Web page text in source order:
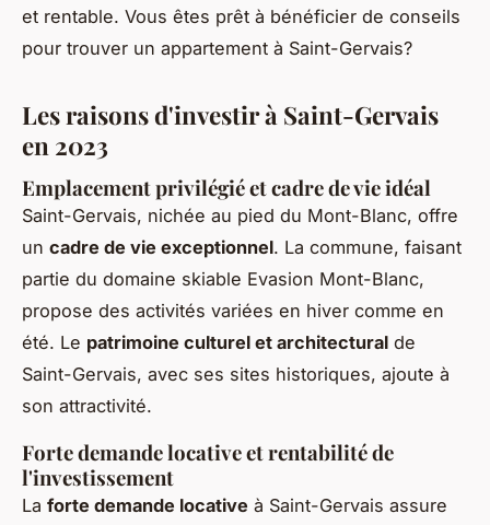
et rentable. Vous êtes prêt à bénéficier de conseils
pour trouver un appartement à Saint-Gervais?
Les raisons d'investir à Saint-Gervais
en 2023
Emplacement privilégié et cadre de vie idéal
Saint-Gervais, nichée au pied du Mont-Blanc, offre
un cadre de vie exceptionnel. La commune, faisant
partie du domaine skiable Evasion Mont-Blanc,
propose des activités variées en hiver comme en
été. Le patrimoine culturel et architectural de
Saint-Gervais, avec ses sites historiques, ajoute à
son attractivité.
Forte demande locative et rentabilité de
l'investissement
La forte demande locative à Saint-Gervais assure